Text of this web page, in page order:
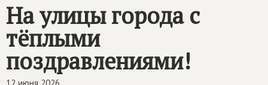
На улицы города с
тёплыми
поздравлениями!